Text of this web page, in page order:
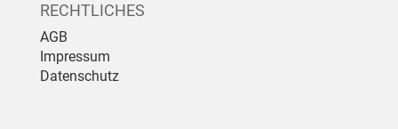
RECHTLICHES
AGB
Impressum
Datenschutz